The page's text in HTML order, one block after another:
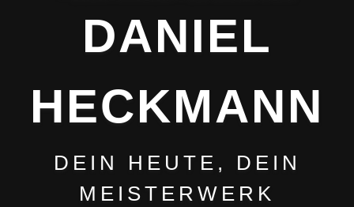
DANIEL
HECKMANN
DEIN HEUTE, DEIN
MEISTERWERK